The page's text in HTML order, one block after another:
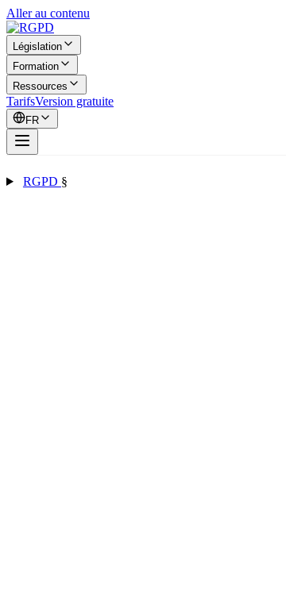
Aller au contenu
Législation
Formation
Ressources
TarifsVersion gratuite
FR
RGPD §